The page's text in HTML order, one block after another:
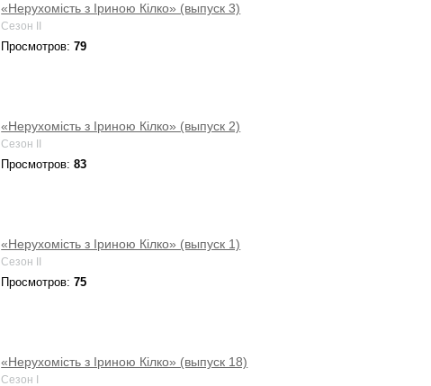
«Нерухомість з Іриною Кілко» (выпуск 3)
Сезон II
Просмотров:79
«Нерухомість з Іриною Кілко» (выпуск 2)
Сезон II
Просмотров:83
«Нерухомість з Іриною Кілко» (выпуск 1)
Сезон II
Просмотров:75
«Нерухомість з Іриною Кілко» (выпуск 18)
Сезон I